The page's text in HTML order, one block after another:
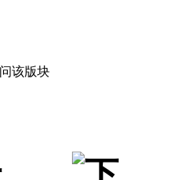
该版块